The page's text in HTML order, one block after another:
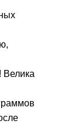
Велика